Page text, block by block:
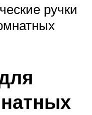
ручки